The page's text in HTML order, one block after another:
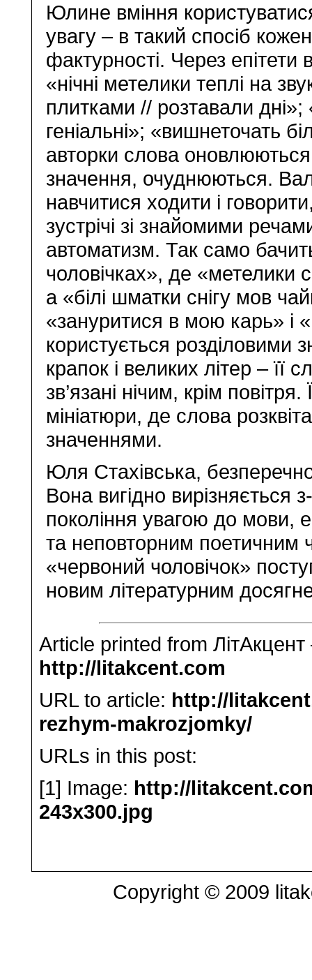
Юлине вміння
увагу – в такий спосіб
фактурності. Через
«нічні метелики теплі на
плитками // розтавали дні»;
геніальні»; «вишнеточать
авторки слова
значення, очуднюються.
навчитися ходити і
зустрічі зі знайомими
автоматизм. Так само
чоловічках», де «метелики
а «білі шматки снігу мов
«зануритися в мою карь» і
користується розділовими
крапок і великих літер – її
зв’язані нічим, крім
мініатюри, де слова
значеннями.
Юля Стахівська,
Вона вигідно вирізняється
покоління увагою до мови,
та неповторним поетичним
«червоний чоловічок»
новим літературним
Article printed from ЛітАкцент
http://litakcent.com
URL to article: http://
rezhym-makrozjomky/
URLs in this post:
[1] Image: http://
243x300.jpg
Copyright © 2009